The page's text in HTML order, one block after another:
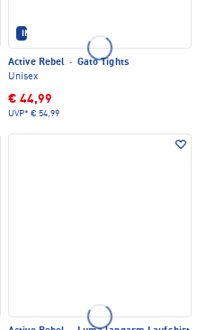
IM SET ERHÄLTLICH
Active Rebel · Gato Tights
Unisex
€ 44,99
UVP* € 54,99